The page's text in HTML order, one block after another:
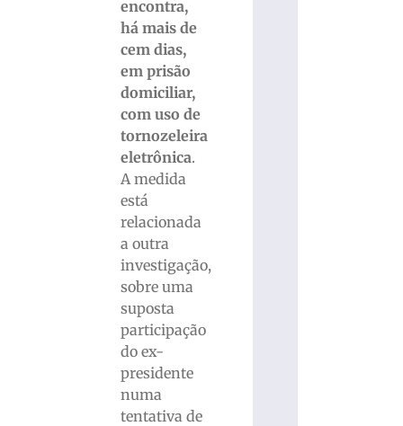
encontra,
há mais de
cem dias,
em prisão
domiciliar,
com uso de
tornozeleira
eletrônica.
A medida
está
relacionada
a outra
investigação,
sobre uma
suposta
participação
do ex-
presidente
numa
tentativa de